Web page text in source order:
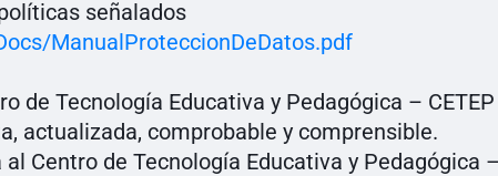
señalados
ManualProteccionDeDatos.pdf
de Tecnología Educativa y Pedagógica –
actualizada, comprobable y comprensible.
Centro de Tecnología Educativa y Pedagógica